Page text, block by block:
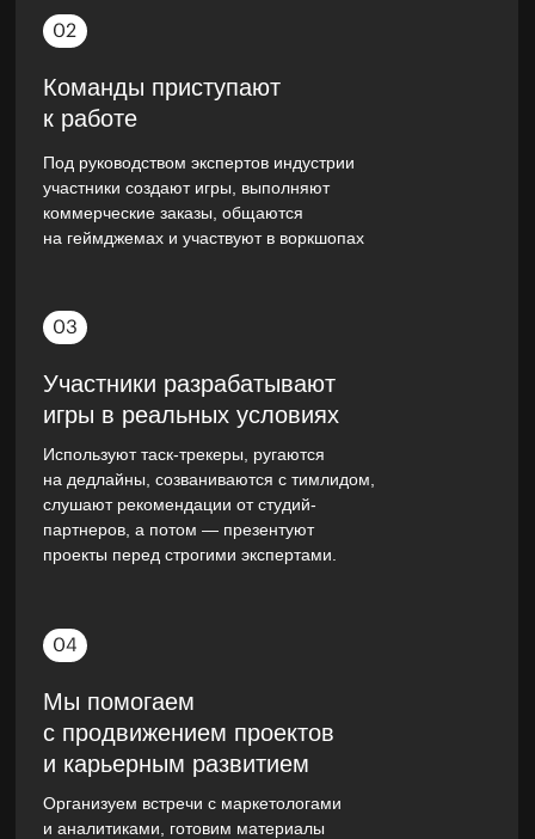
Команды приступают
к работе
Под руководством экспертов индустрии
участники создают игры, выполняют
коммерческие заказы, общаются
на геймджемах и участвуют в воркшопах
Участники разрабатывают
игры в реальных условиях
Используют таск-трекеры, ругаются
на дедлайны, созваниваются с тимлидом,
слушают рекомендации от студий-
партнеров, а потом — презентуют
проекты перед строгими экспертами.
Мы помогаем
с продвижением проектов
и карьерным развитием
Организуем встречи с маркетологами
и аналитиками, готовим материалы